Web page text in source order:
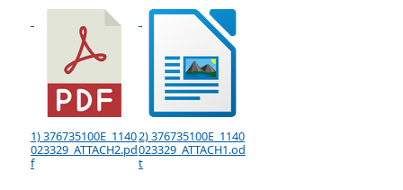
1) 376735100E_1140
023329_ATTACH2.pd
f
2) 376735100E_1140
023329_ATTACH1.od
t